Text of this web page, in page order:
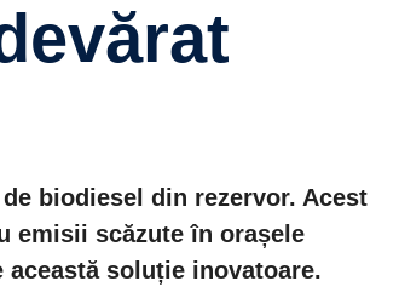
biodiesel din rezervor. Acest
emisii scăzute în orașele
soluție inovatoare.